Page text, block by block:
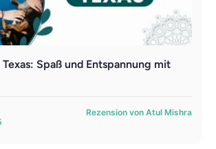
Spaß und Entspannung mit
Rezension von Atul Mishra